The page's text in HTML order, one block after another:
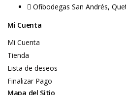
Ofibodegas San Andrés,
Mi Cuenta
Mi Cuenta
Tienda
Lista de deseos
Finalizar Pago
Mapa del Sitio